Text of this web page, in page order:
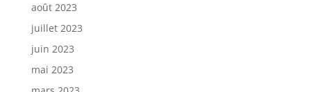
août 2023
juillet 2023
juin 2023
mai 2023